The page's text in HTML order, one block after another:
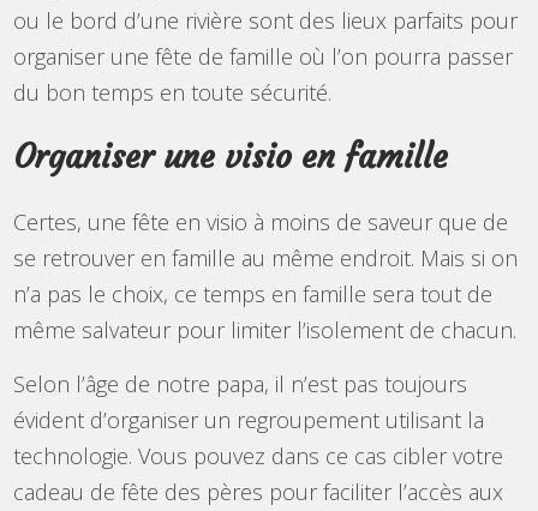
ou le bord d’une rivière sont des lieux parfaits pour
organiser une fête de famille où l’on pourra passer
du bon temps en toute sécurité.
Organiser une visio en famille
Certes, une fête en visio à moins de saveur que de
se retrouver en famille au même endroit. Mais si on
n’a pas le choix, ce temps en famille sera tout de
même salvateur pour limiter l’isolement de chacun.
Selon l’âge de notre papa, il n’est pas toujours
évident d’organiser un regroupement utilisant la
technologie. Vous pouvez dans ce cas cibler votre
cadeau de fête des pères pour faciliter l’accès aux